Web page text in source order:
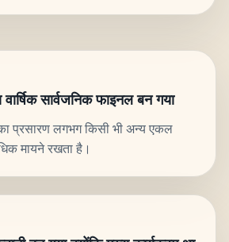
सार्वजनिक फाइनल बन गया
प्रसारण लगभग किसी भी अन्य एकल
मायने रखता है।